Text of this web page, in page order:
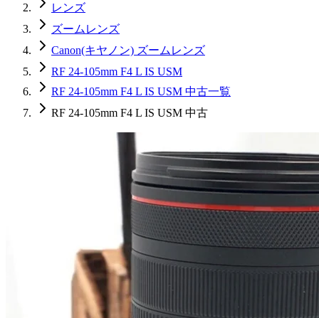
レンズ
ズームレンズ
Canon(キヤノン) ズームレンズ
RF 24-105mm F4 L IS USM
RF 24-105mm F4 L IS USM 中古一覧
RF 24-105mm F4 L IS USM 中古